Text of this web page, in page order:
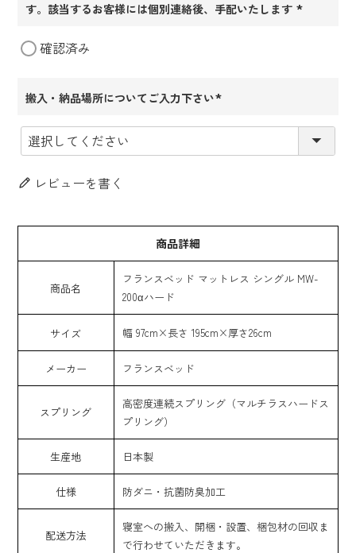
す。該当するお客様には個別連絡後、手配いたします
確認済み
搬入・納品場所についてご入力下さい
レビューを書く
商品詳細
商品名
フランスベッド マットレス シングル MW-
200αハード
サイズ 幅 97cm×長さ 195cm×厚さ26cm
メーカー フランスベッド
スプリング
高密度連続スプリング（マルチラスハードス
プリング）
生産地 日本製
仕様 防ダニ・抗菌防臭加工
配送方法
寝室への搬入、開梱・設置、梱包材の回収ま
で行わせていただきます。